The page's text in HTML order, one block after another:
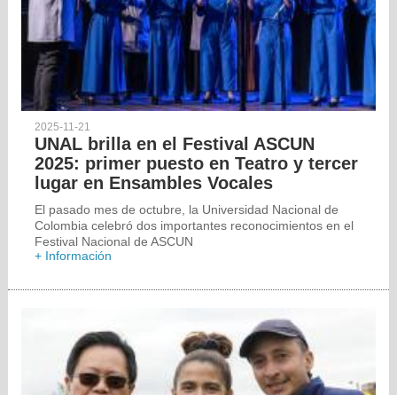
2025-11-21
UNAL brilla en el Festival ASCUN
2025: primer puesto en Teatro y tercer
lugar en Ensambles Vocales
El pasado mes de octubre, la Universidad Nacional de
Colombia celebró dos importantes reconocimientos en el
Festival Nacional de ASCUN
+ Información